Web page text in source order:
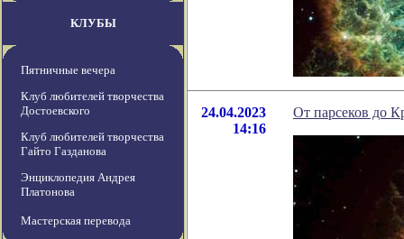
КЛУБЫ
Пятничные вечера
Клуб любителей творчества
Достоевского
Клуб любителей творчества
Гайто Газданова
Энциклопедия Андрея
Платонова
Мастерская перевода
24.04.2023
14:16
От парсеков до